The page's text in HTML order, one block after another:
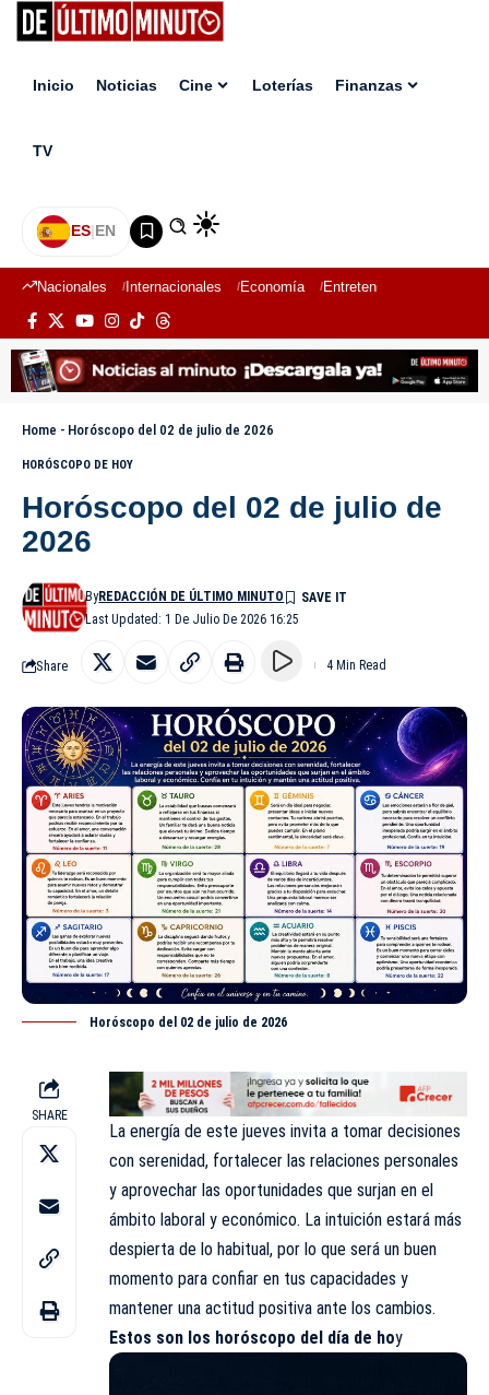
Inicio Noticias Cine Loterías Finanzas
TV
ES|EN
Nacionales Internacionales Economía Entretenimiento
Home - Horóscopo del 02 de julio de 2026
HORÓSCOPO DE HOY
Horóscopo del 02 de julio de
2026
Last Updated: 1 De Julio De 2026 16:25
ByREDACCIÓN DE ÚLTIMO MINUTO
Share 4 Min Read
Horóscopo del 02 de julio de 2026
SHARE
La energía de este jueves invita a tomar decisiones
con serenidad, fortalecer las relaciones personales
y aprovechar las oportunidades que surjan en el
ámbito laboral y económico. La intuición estará más
despierta de lo habitual, por lo que será un buen
momento para confiar en tus capacidades y
mantener una actitud positiva ante los cambios.
Estos son los horóscopo del día de hoy